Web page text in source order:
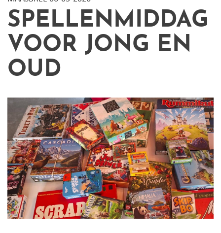
SPELLENMIDDAG
VOOR JONG EN
OUD